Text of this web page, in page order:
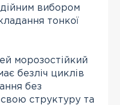
вибором
тонкої
морозостійкий
безліч циклів
без
структуру та